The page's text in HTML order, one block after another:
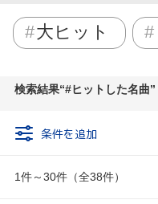
大ヒット
検索結果 #ヒットした名曲
条件を追加
1件～30件（全38件）